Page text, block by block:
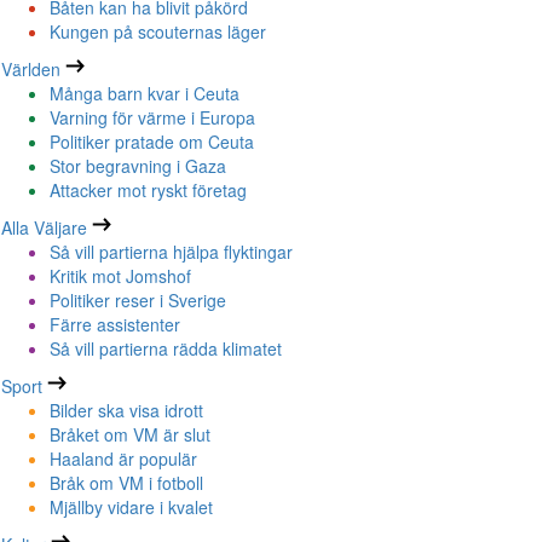
Båten kan ha blivit påkörd
Kungen på scouternas läger
Världen
Många barn kvar i Ceuta
Varning för värme i Europa
Politiker pratade om Ceuta
Stor begravning i Gaza
Attacker mot ryskt företag
Alla Väljare
Så vill partierna hjälpa flyktingar
Kritik mot Jomshof
Politiker reser i Sverige
Färre assistenter
Så vill partierna rädda klimatet
Sport
Bilder ska visa idrott
Bråket om VM är slut
Haaland är populär
Bråk om VM i fotboll
Mjällby vidare i kvalet